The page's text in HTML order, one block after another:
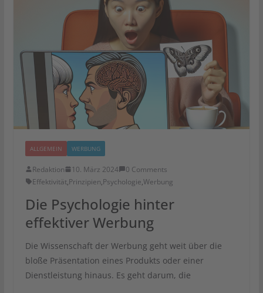
ALLGEMEIN WERBUNG
Redaktion 10. März 2024
0 Comments
Effektivität,Prinzipien,Psychologie,Werbung
Die Psychologie hinter
effektiver Werbung
Die Wissenschaft der Werbung geht weit über die
bloße Präsentation eines Produkts oder einer
Dienstleistung hinaus. Es geht darum, die